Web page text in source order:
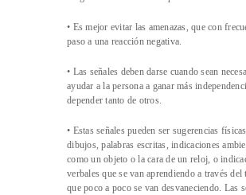
• Es mejor evitar las amenazas, que con
paso a una reacción negativa.
• Las señales deben darse cuando sean
ayudar a la persona a ganar más
depender tanto de otros.
• Estas señales pueden ser sugerencias
dibujos, palabras escritas, indicaciones
como un objeto o la cara de un reloj, o
verbales que se van aprendiendo a través del
que poco a poco se van desvaneciendo. Las